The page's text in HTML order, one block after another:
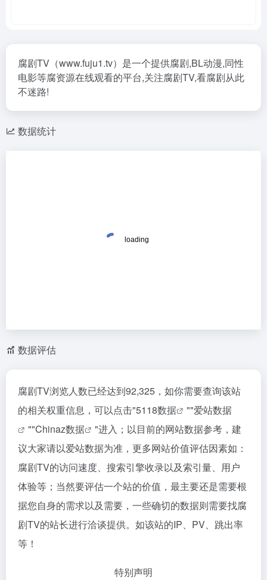
腐剧TV（www.fuju1.tv）是一个提供腐剧,BL动漫,同性
电影等腐资源在线观看的平台,关注腐剧TV,看腐剧从此
不迷路!
数据统计
数据评估
腐剧TV浏览人数已经达到92,325，如你需要查询该站
的相关权重信息，可以点击"5118数据 ""爱站数据
""Chinaz数据
"进入；以目前的网站数据参考，建
议大家请以爱站数据为准，更多网站价值评估因素如：
腐剧TV的访问速度、搜索引擎收录以及索引量、用户
体验等；当然要评估一个站的价值，最主要还是需要根
据您自身的需求以及需要，一些确切的数据则需要找腐
剧TV的站长进行洽谈提供。如该站的IP、PV、跳出率
等！
特别声明